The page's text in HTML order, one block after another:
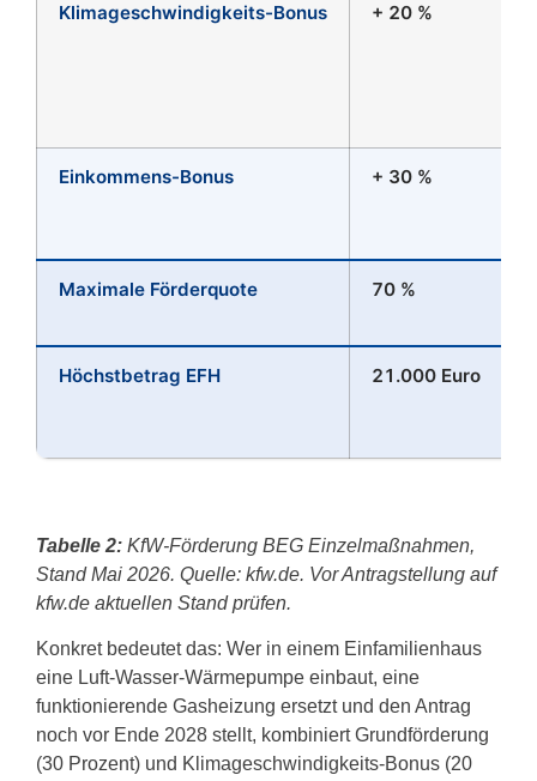
Klimageschwindigkeits-Bonus + 20 %
Einkommens-Bonus + 30 %
Maximale Förderquote 70 %
Höchstbetrag EFH 21.000 Euro
Tabelle 2: KfW-Förderung BEG Einzelmaßnahmen,
Stand Mai 2026. Quelle: kfw.de. Vor Antragstellung auf
kfw.de aktuellen Stand prüfen.
Konkret bedeutet das: Wer in einem Einfamilienhaus
eine Luft-Wasser-Wärmepumpe einbaut, eine
funktionierende Gasheizung ersetzt und den Antrag
noch vor Ende 2028 stellt, kombiniert Grundförderung
(30 Prozent) und Klimageschwindigkeits-Bonus (20